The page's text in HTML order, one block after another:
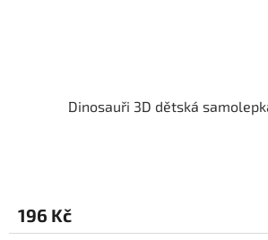
Dinosauři 3D dětská
196 Kč